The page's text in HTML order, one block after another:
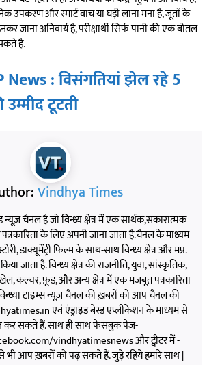
उपकरण और स्मार्ट वाच या घड़ी लाना मना है, जूतों के
जाना अनिवार्य है, परीक्षार्थी सिर्फ पानी की एक बोतल
है.
News : विसंगतियां झेल रहे 5
टूटती
Vindhya Times
न्यूज़ चैनल है जो विन्ध्य क्षेत्र में एक सार्थक,सकारात्मक
पत्रकारिता के लिए अपनी जाना जाता है.चैनल के माध्यम
डाक्यूमेंट्री फिल्म के साथ-साथ विन्ध्य क्षेत्र और मप्र.
जाता है. विन्ध्य क्षेत्र की राजनीति, युवा, सांस्कृतिक,
खेल, कल्चर, फ़ूड, और अन्य क्षेत्र में एक मजबूत पत्रकारिता
टाइम्स न्यूज़ चैनल की ख़बरों को आप चैनल की
एवं एंड्राइड बेस्ड एप्लीकेशन के माध्यम से
कर सकते हैं. साथ ही साथ फेसबुक पेज-
vindhyatimesnews और ट्वीटर में -
आप ख़बरों को पढ़ सकते हैं. जुड़े रहिये हमारे साथ |